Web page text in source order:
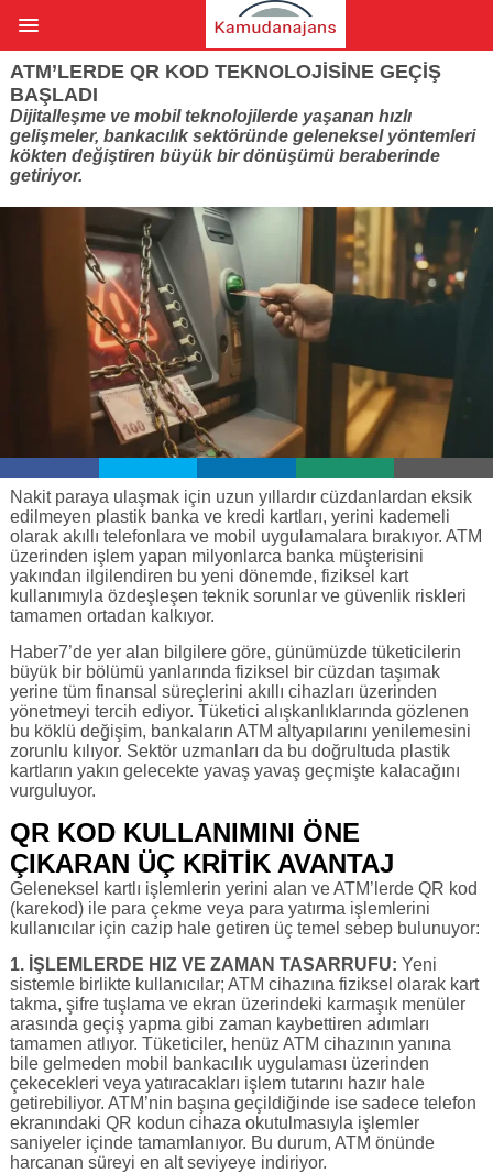
ATM’LERDE QR KOD TEKNOLOJISINE GEÇIŞ
BAŞLADI
Dijitalleşme ve mobil teknolojilerde yaşanan hızlı
gelişmeler, bankacılık sektöründe geleneksel yöntemleri
kökten değiştiren büyük bir dönüşümü beraberinde
getiriyor.
Nakit paraya ulaşmak için uzun yıllardır cüzdanlardan eksik
edilmeyen plastik banka ve kredi kartları, yerini kademeli
olarak akıllı telefonlara ve mobil uygulamalara bırakıyor. ATM
üzerinden işlem yapan milyonlarca banka müşterisini
yakından ilgilendiren bu yeni dönemde, fiziksel kart
kullanımıyla özdeşleşen teknik sorunlar ve güvenlik riskleri
tamamen ortadan kalkıyor.
Haber7’de yer alan bilgilere göre, günümüzde tüketicilerin
büyük bir bölümü yanlarında fiziksel bir cüzdan taşımak
yerine tüm finansal süreçlerini akıllı cihazları üzerinden
yönetmeyi tercih ediyor. Tüketici alışkanlıklarında gözlenen
bu köklü değişim, bankaların ATM altyapılarını yenilemesini
zorunlu kılıyor. Sektör uzmanları da bu doğrultuda plastik
kartların yakın gelecekte yavaş yavaş geçmişte kalacağını
vurguluyor.
QR KOD KULLANIMINI ÖNE
ÇIKARAN ÜÇ KRİTİK AVANTAJ
Geleneksel kartlı işlemlerin yerini alan ve ATM’lerde QR kod
(karekod) ile para çekme veya para yatırma işlemlerini
kullanıcılar için cazip hale getiren üç temel sebep bulunuyor:
1. İŞLEMLERDE HIZ VE ZAMAN TASARRUFU: Yeni
sistemle birlikte kullanıcılar; ATM cihazına fiziksel olarak kart
takma, şifre tuşlama ve ekran üzerindeki karmaşık menüler
arasında geçiş yapma gibi zaman kaybettiren adımları
tamamen atlıyor. Tüketiciler, henüz ATM cihazının yanına
bile gelmeden mobil bankacılık uygulaması üzerinden
çekecekleri veya yatıracakları işlem tutarını hazır hale
getirebiliyor. ATM’nin başına geçildiğinde ise sadece telefon
ekranındaki QR kodun cihaza okutulmasıyla işlemler
saniyeler içinde tamamlanıyor. Bu durum, ATM önünde
harcanan süreyi en alt seviyeye indiriyor.